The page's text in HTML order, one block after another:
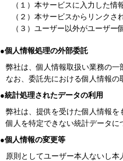
（１）本サービスに入力した
（２）本サービスからリンク
（３）ユーザー以外がユーザ
●個人情報処理の外部委託
弊社は、個人情報取扱い業務の一
なお、委託先における個人情報の
●統計処理されたデータの利用
弊社は、提供を受けた個人情報を
個人を特定できない統計データに
●個人情報の変更等
原則としてユーザー本人ないし本